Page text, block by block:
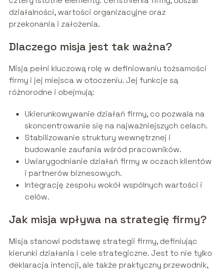
działalności, wartości organizacyjne oraz
przekonania i założenia.
Dlaczego misja jest tak ważna?
Misja pełni kluczową rolę w definiowaniu tożsamości
firmy i jej miejsca w otoczeniu. Jej funkcje są
różnorodne i obejmują:
Ukierunkowywanie działań firmy, co pozwala na
skoncentrowanie się na najważniejszych celach.
Stabilizowanie struktury wewnętrznej i
budowanie zaufania wśród pracowników.
Uwiarygodnianie działań firmy w oczach klientów
i partnerów biznesowych.
Integrację zespołu wokół wspólnych wartości i
celów.
Jak misja wpływa na strategię firmy?
Misja stanowi podstawę strategii firmy, definiując
kierunki działania i cele strategiczne. Jest to nie tylko
deklaracja intencji, ale także praktyczny przewodnik,